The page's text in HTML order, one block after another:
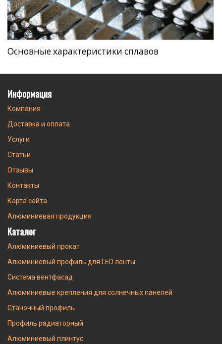
Основные характеристики сплавов
Информация
Компания
Доставка и оплата
Услуги
Статьи
Отзывы
Контакты
Карта сайта
Алюминиевая продукция
Каталог
Алюминиевый прокат
Алюминиевый профиль для LED ленты
Система вентфасад
Алюминиевые крепления для солнечных панелей
Станочный профиль
Профиль радиаторный
Алюминиевый плинтус